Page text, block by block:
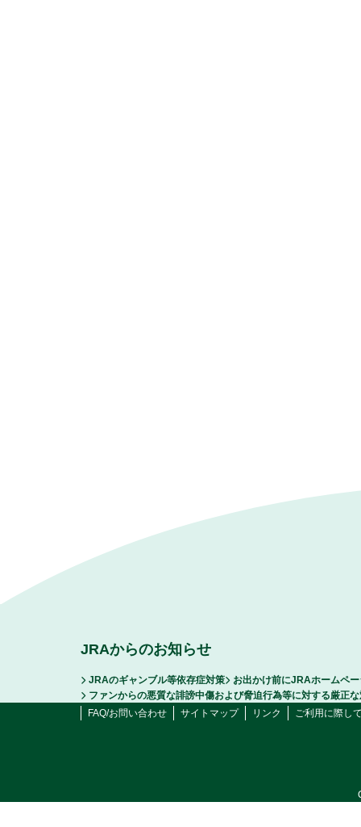
JRAからのお知らせ
JRAのギャンブル等依存症対策
お出かけ前にJRAホームペ
ファンからの悪質な誹謗中傷および脅迫行為等に対する厳正
FAQ/お問い合わせ
サイトマップ リンク ご利用に際し